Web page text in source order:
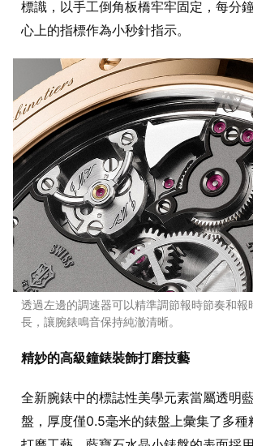
標識，以手工倒角板橋牢牢固定，每分
心上的指標作為小秒針指示。
透過左邊的調速器可以精準調節報時節奏和報
長，讓腕錶鳴音保持純澈清晰。
精妙的高級鐘錶裝飾打磨技藝
全新腕錶中的標誌性美學元素當屬透明
盤，厚度僅0.5毫米的錶盤上彙集了多種